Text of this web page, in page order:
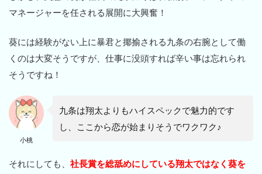
マネージャーを任される展開に大興奮！
葵には経験がない上に暴君と揶揄される九条の右腕として働
くのは大変そうですが、仕事に没頭すれば辛い事は忘れられ
そうですね！
小桃
九条は翔太よりもハイスペックで魅力的です
し、ここから恋が始まりそうでワクワク♪
それにしても、 社長賞を総舐めにしている翔太ではなく葵を